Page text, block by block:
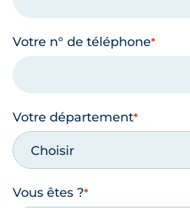
Votre n° de téléphone
Votre département
Choisir
Vous êtes ?